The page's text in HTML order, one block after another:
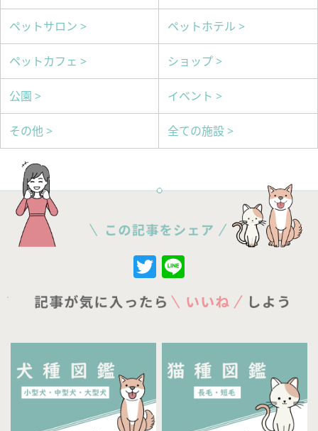
ペットサロン > ペットホテル >
ペットカフェ > ショップ >
公園 > イベント >
その他 > 全ての施設 >
Twitter